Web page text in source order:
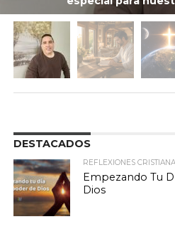
DESTACADOS
REFLEXIONES
Empezando Tu
Dios